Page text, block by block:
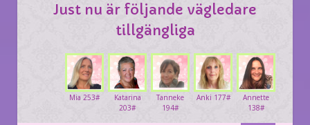
Just nu är följande vägledare
tillgängliga
Annette
138#
Anki 177#
Tanneke
194#
Katarina
203#
Mia 253#